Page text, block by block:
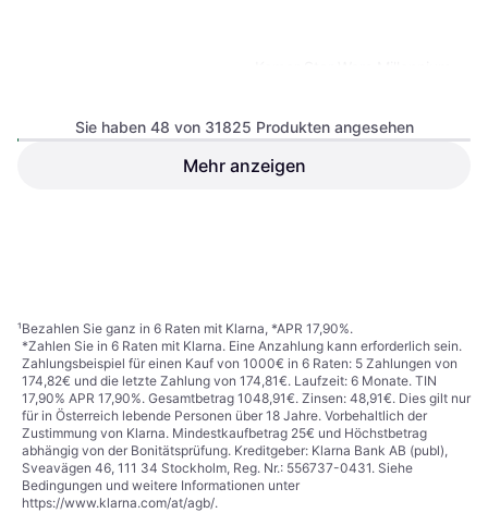
Fototapete, 107309
Sie haben 48 von 31825 Produkten angesehen
Mehr anzeigen
¹Bezahlen Sie ganz in 6 Raten mit Klarna, *APR 17,90%.
*Zahlen Sie in 6 Raten mit Klarna. Eine Anzahlung kann erforderlich sein.
Zahlungsbeispiel für einen Kauf von 1000€ in 6 Raten: 5 Zahlungen von
174,82€ und die letzte Zahlung von 174,81€. Laufzeit: 6 Monate. TIN
17,90% APR 17,90%. Gesamtbetrag 1048,91€. Zinsen: 48,91€. Dies gilt nur
für in Österreich lebende Personen über 18 Jahre. Vorbehaltlich der
Zustimmung von Klarna. Mindestkaufbetrag 25€ und Höchstbetrag
abhängig von der Bonitätsprüfung. Kreditgeber: Klarna Bank AB (publ),
Sveavägen 46, 111 34 Stockholm, Reg. Nr.: 556737-0431. Siehe
Bedingungen und weitere Informationen unter
https://www.klarna.com/at/agb/.